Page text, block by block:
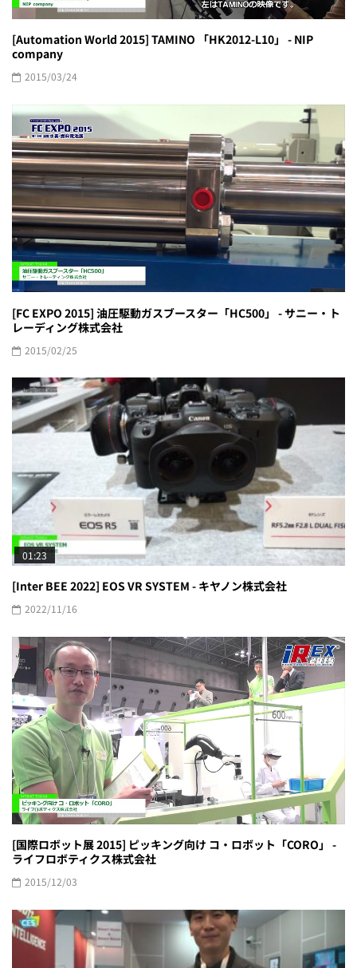
[Automation World 2015] TAMINO 「HK2012-L10」 - NIP
company
2015/03/24
[FC EXPO 2015] 油圧駆動ガスブースター「HC500」 - サニー・ト
レーディング株式会社
2015/02/25
01:23
[Inter BEE 2022] EOS VR SYSTEM - キヤノン株式会社
2022/11/16
[国際ロボット展 2015] ピッキング向け コ・ロボット「CORO」 -
ライフロボティクス株式会社
2015/12/03